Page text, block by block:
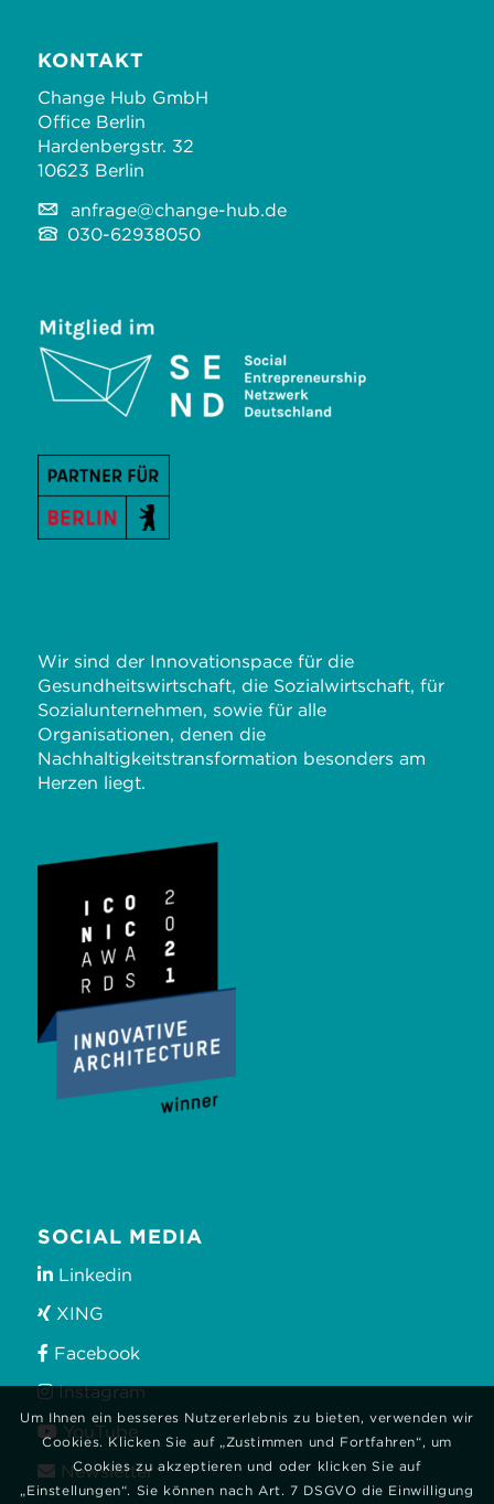
KONTAKT
Change Hub GmbH
Office Berlin
Hardenbergstr. 32
10623 Berlin
anfrage@change-hub.de
030-62938050
Wir sind der Innovationspace für die
Gesundheitswirtschaft, die Sozialwirtschaft, für
Sozialunternehmen, sowie für alle
Organisationen, denen die
Nachhaltigkeitstransformation besonders am
Herzen liegt.
SOCIAL MEDIA
Linkedin
XING
Facebook
Instagram
YouTube
Newsletter
Um Ihnen ein besseres Nutzererlebnis zu bieten, verwenden wir
Cookies. Klicken Sie auf „Zustimmen und Fortfahren“, um
Cookies zu akzeptieren und oder klicken Sie auf
„Einstellungen“. Sie können nach Art. 7 DSGVO die Einwilligung